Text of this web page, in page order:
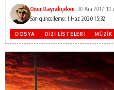
Son güncelleme: 1 Haz 2020 15:32
Onur Bayrakçeken 30 Ara 2017 10
DOSYA DIZI LISTELERI MÜZIK